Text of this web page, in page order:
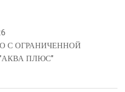
С ОГРАНИЧЕННОЙ
ПЛЮС"